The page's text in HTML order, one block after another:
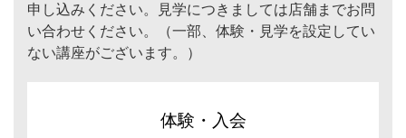
申し込みください。見学につきましては店舗までお問
い合わせください。（一部、体験・見学を設定してい
ない講座がございます。）
体験・入会